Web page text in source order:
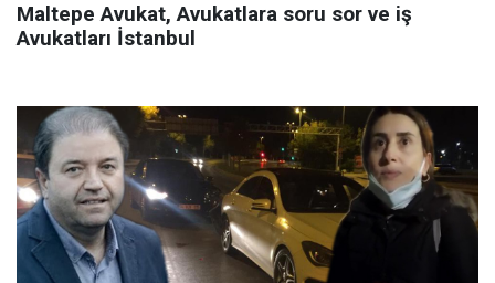
Maltepe Avukat, Avukatlara soru sor ve iş
Avukatları İstanbul